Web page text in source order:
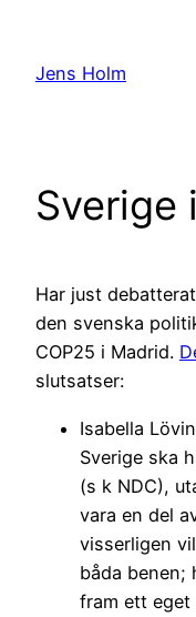
innehåll
Jens Holm
Sverige
Har just
den svenska
COP25 i Madrid.
slutsatser:
Isabella
Sverige ska
(s k NDC),
vara en del
visserligen
båda benen;
fram ett eget